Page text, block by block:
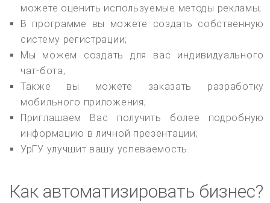
можете оценить используемые методы рекламы;
В программе вы можете создать собственную
систему регистрации;
Мы можем создать для вас индивидуального
чат-бота;
Также вы можете заказать разработку
мобильного приложения;
Приглашаем Вас получить более подробную
информацию в личной презентации;
УрГУ улучшит вашу успеваемость.
Как автоматизировать бизнес?